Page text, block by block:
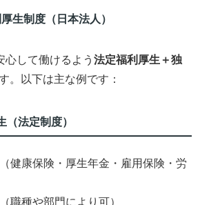
生制度（日本法人）
心して働けるよう 法定福利厚生＋独
。以下は主な例です：
（法定制度）
健康保険・厚生年金・雇用保険・労
職種や部門により可）